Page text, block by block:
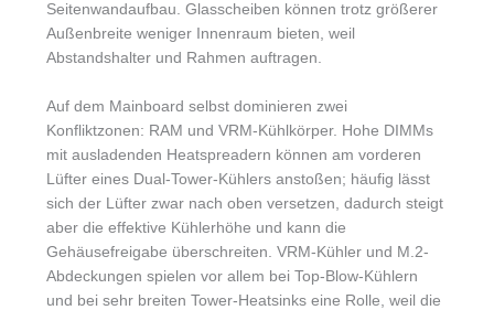
Seitenwandaufbau. Glasscheiben können trotz größerer
Außenbreite weniger Innenraum bieten, weil
Abstandshalter und Rahmen auftragen.
Auf dem Mainboard selbst dominieren zwei
Konfliktzonen: RAM und VRM-Kühlkörper. Hohe DIMMs
mit ausladenden Heatspreadern können am vorderen
Lüfter eines Dual-Tower-Kühlers anstoßen; häufig lässt
sich der Lüfter zwar nach oben versetzen, dadurch steigt
aber die effektive Kühlerhöhe und kann die
Gehäusefreigabe überschreiten. VRM-Kühler und M.2-
Abdeckungen spielen vor allem bei Top-Blow-Kühlern
und bei sehr breiten Tower-Heatsinks eine Rolle, weil die